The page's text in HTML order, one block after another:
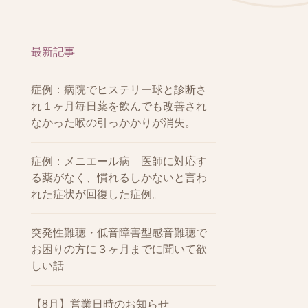
最新記事
症例：病院でヒステリー球と診断さ
れ１ヶ月毎日薬を飲んでも改善され
なかった喉の引っかかりが消失。
症例：メニエール病 医師に対応す
る薬がなく、慣れるしかないと言わ
れた症状が回復した症例。
突発性難聴・低音障害型感音難聴で
お困りの方に３ヶ月までに聞いて欲
しい話
【8月】営業日時のお知らせ